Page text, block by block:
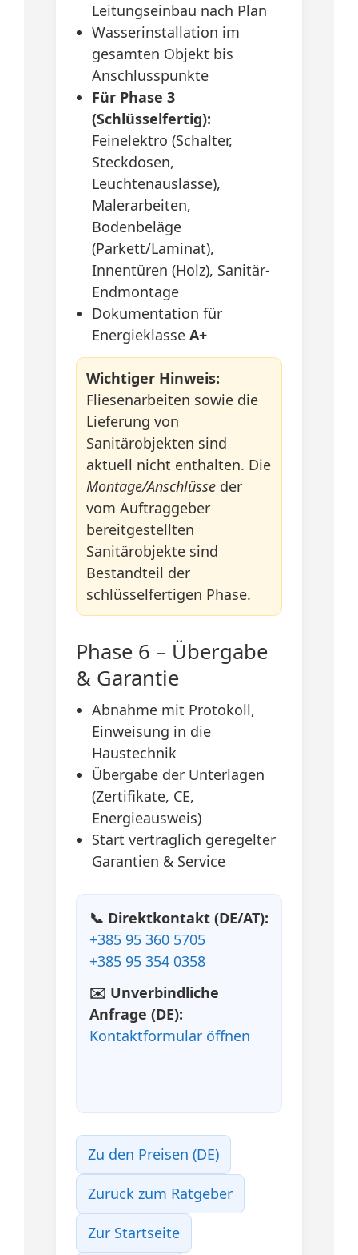
Leitungseinbau nach Plan
Wasserinstallation im
gesamten Objekt bis
Anschlusspunkte
Für Phase 3
(Schlüsselfertig):
Feinelektro (Schalter,
Steckdosen,
Leuchtenauslässe),
Malerarbeiten,
Bodenbeläge
(Parkett/Laminat),
Innentüren (Holz), Sanitär-
Endmontage
Dokumentation für
Energieklasse A+
Wichtiger Hinweis:
Fliesenarbeiten sowie die
Lieferung von
Sanitärobjekten sind
aktuell nicht enthalten. Die
Montage/Anschlüsse der
vom Auftraggeber
bereitgestellten
Sanitärobjekte sind
Bestandteil der
schlüsselfertigen Phase.
Phase 6 – Übergabe
& Garantie
Abnahme mit Protokoll,
Einweisung in die
Haustechnik
Übergabe der Unterlagen
(Zertifikate, CE,
Energieausweis)
Start vertraglich geregelter
Garantien & Service
📞 Direktkontakt (DE/AT):
+385 95 360 5705
+385 95 354 0358
✉️ Unverbindliche
Anfrage (DE):
Kontaktformular öffnen
Zu den Preisen (DE)
Zurück zum Ratgeber
Zur Startseite